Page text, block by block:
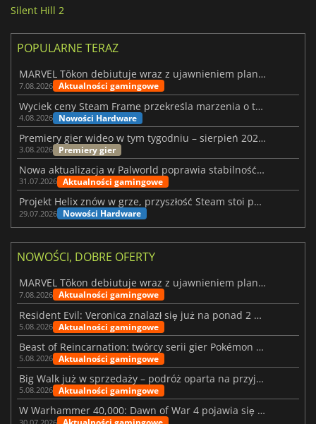
Silent Hill 2
POPULARNE TERAZ
MARVEL Tōkon debiutuje wraz z ujawnieniem planu rozwoju na pierwszy rok
7.08.2026 Aktualności gamingowe
Wyciek ceny Steam Frame przekreśla marzenia o tanim zestawie VR
4.08.2026 Nowości Hardware
Premiery gier wideo w tym tygodniu – sierpień 2026 r. (32. tydzień)
3.08.2026 Premiery gier
Nowa aktualizacja w Palworld poprawia stabilność Sunreach i walk z bossami
31.07.2026 Aktualności gamingowe
Projekt Helix znów w grze, przyszłość Steam stoi pod znakiem zapytania
29.07.2026 Nowości Hardware
NOWOŚCI, DOBRE OFERTY
MARVEL Tōkon debiutuje wraz z ujawnieniem planu rozwoju na pierwszy rok
7.08.2026 Aktualności gamingowe
Resident Evil: Veronica znalazł się już na ponad 2 milionach list życzeń
5.08.2026 Aktualności gamingowe
Beast of Reincarnation: twórcy serii gier Pokémon wkraczają na nową ścieżkę
5.08.2026 Aktualności gamingowe
Big Walk już w sprzedaży – podróż oparta na przyjaźni
5.08.2026 Aktualności gamingowe
W Warhammer 40,000: Dawn of War 4 pojawia się frakcja Nekronów